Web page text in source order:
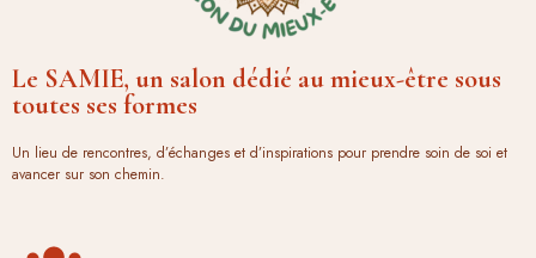
Le SAMIE, un salon dédié au mieux-être sous
toutes ses formes
Un lieu de rencontres, d’échanges et d’inspirations pour prendre soin de soi et
avancer sur son chemin.